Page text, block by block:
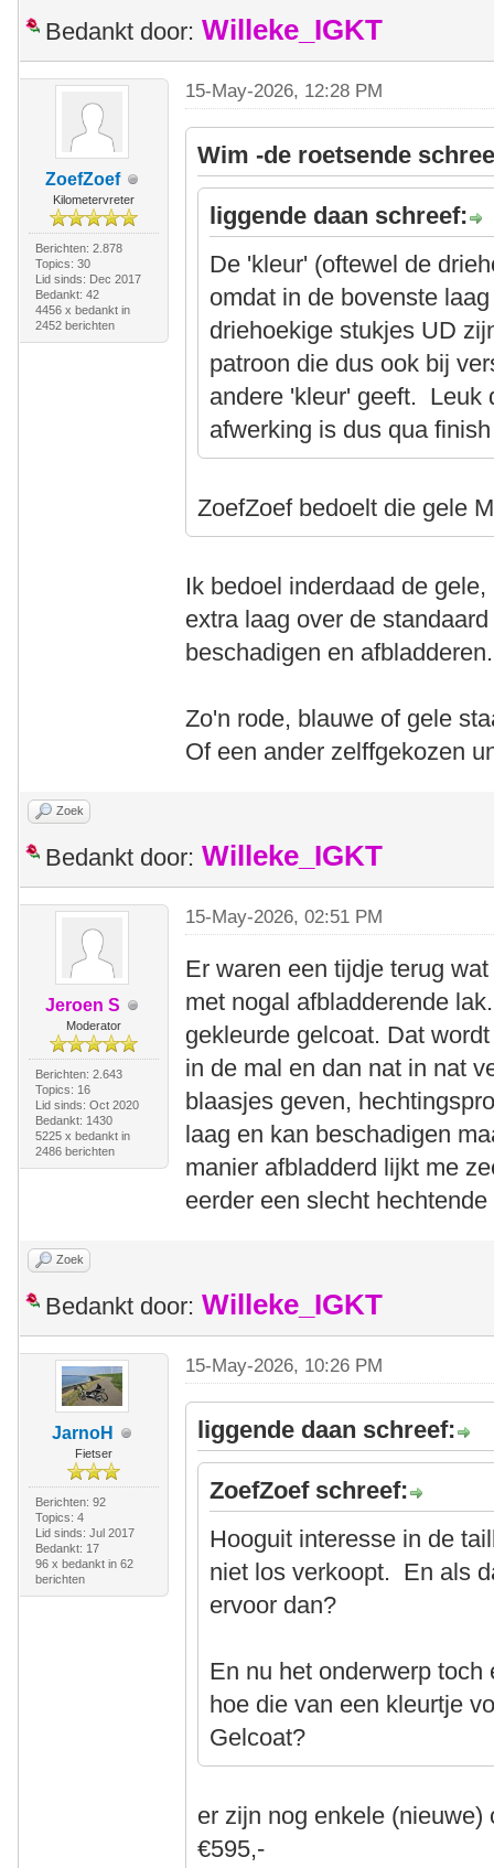
Bedankt door: Willeke_IGKT
ZoefZoef
Kilometervreter
Berichten: 2.878
Topics: 30
Lid sinds: Dec 2017
Bedankt: 42
4456 x bedankt in
2452 berichten
15-May-2026, 12:28 PM
Wim -de roetsende
liggende daan schreef:
De 'kleur' (oftewel de
omdat in de bovenste
driehoekige stukjes UD
patroon die dus ook bij
andere 'kleur' geeft. Leuk
afwerking is dus qua
ZoefZoef bedoelt die gele
Ik bedoel inderdaad de
extra laag over de
beschadigen en afbladderen.
Zo'n rode, blauwe of gele
Of een ander zelffgekozen
Zoek
Bedankt door: Willeke_IGKT
Jeroen S
Moderator
Berichten: 2.643
Topics: 16
Lid sinds: Oct 2020
Bedankt: 1430
5225 x bedankt in
2486 berichten
15-May-2026, 02:51 PM
Er waren een tijdje terug
met nogal afbladderende
gekleurde gelcoat. Dat
in de mal en dan nat in nat
blaasjes geven,
laag en kan beschadigen
manier afbladderd lijkt me
eerder een slecht
Zoek
Bedankt door: Willeke_IGKT
JarnoH
Fietser
Berichten: 92
Topics: 4
Lid sinds: Jul 2017
Bedankt: 17
96 x bedankt in 62
berichten
15-May-2026, 10:26 PM
liggende daan schreef:
ZoefZoef schreef:
Hooguit interesse in de
niet los verkoopt. En als
ervoor dan?
En nu het onderwerp
hoe die van een kleurtje
Gelcoat?
er zijn nog enkele
€595,-